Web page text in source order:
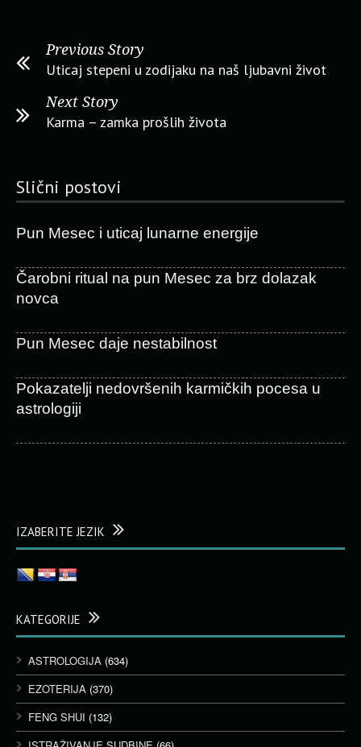
Previous Story
Uticaj stepeni u zodijaku na naš ljubavni život
Next Story
Karma – zamka prošlih života
Slični postovi
Pun Mesec i uticaj lunarne energije
Čarobni ritual na pun Mesec za brz dolazak
novca
Pun Mesec daje nestabilnost
Pokazatelji nedovršenih karmičkih pocesa u
astrologiji
IZABERITE JEZIK
KATEGORIJE
ASTROLOGIJA (634)
EZOTERIJA (370)
FENG SHUI (132)